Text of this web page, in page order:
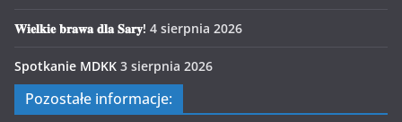
𝐖𝐢𝐞𝐥𝐤𝐢𝐞 𝐛𝐫𝐚𝐰𝐚 𝐝𝐥𝐚 𝐒𝐚𝐫𝐲! 4 sierpnia 2026
Spotkanie MDKK 3 sierpnia 2026
Pozostałe informacje: